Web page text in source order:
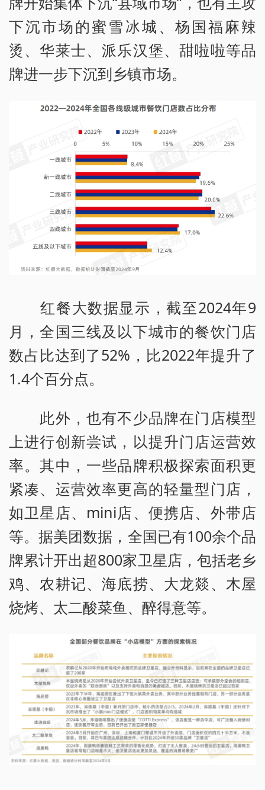
下沉市场的蜜雪冰城、杨国福麻辣
烫、华莱士、派乐汉堡、甜啦啦等品
牌进一步下沉到乡镇市场。
红餐大数据显示，截至2024年9
月，全国三线及以下城市的餐饮门店
数占比达到了52%，比2022年提升了
1.4个百分点。
此外，也有不少品牌在门店模型
上进行创新尝试，以提升门店运营效
率。其中，一些品牌积极探索面积更
紧凑、运营效率更高的轻量型门店，
如卫星店、mini店、便携店、外带店
等。据美团数据，全国已有100余个品
牌累计开出超800家卫星店，包括老乡
鸡、农耕记、海底捞、大龙燚、木屋
烧烤、太二酸菜鱼、醉得意等。